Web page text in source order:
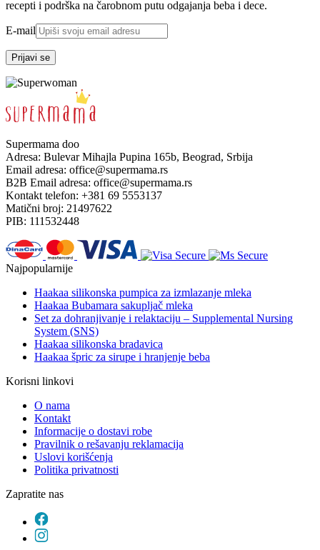
recepti i podrška na čarobnom putu odgajanja beba i dece.
E-mail
Prijavi se
Supermama doo
Adresa: Bulevar Mihajla Pupina 165b, Beograd, Srbija
Email adresa: office@supermama.rs
B2B Email adresa: office@supermama.rs
Kontakt telefon: +381 69 5553137
Matični broj: 21497622
PIB: 111532448
Najpopularnije
Haakaa silikonska pumpica za izmlazanje mleka
Haakaa Bubamara sakupljač mleka
Set za dohranjivanje i relaktaciju – Supplemental Nursing
System (SNS)
Haakaa silikonska bradavica
Haakaa špric za sirupe i hranjenje beba
Korisni linkovi
O nama
Kontakt
Informacije o dostavi robe
Pravilnik o rešavanju reklamacija
Uslovi korišćenja
Politika privatnosti
Zapratite nas